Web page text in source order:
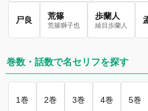
尸良 荒篠
荒篠獅子也
歩蘭人
綾目歩蘭人
巻数・話数で名セリフを探す
1巻 2巻 3巻 4巻 5巻